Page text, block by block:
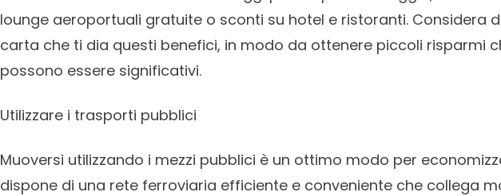
lounge aeroportuali gratuite o sconti su hotel e ristoranti. Considera
carta che ti dia questi benefici, in modo da ottenere piccoli risparmi
possono essere significativi.
Utilizzare i trasporti pubblici
Muoversi utilizzando i mezzi pubblici è un ottimo modo per
dispone di una rete ferroviaria efficiente e conveniente che collega